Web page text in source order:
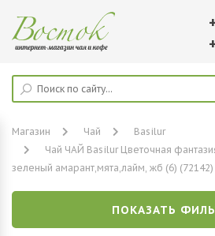
Магазин Чай
Basilur
Чай ЧАЙ Basilur Цветочная
зеленый амарант,мята,лайм, жб (6) (72142)
ПОКАЗАТЬ